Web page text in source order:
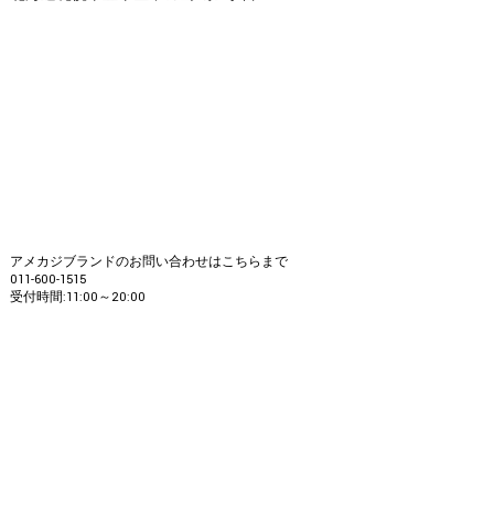
アメカジブランドのお問い合わせはこちらまで
011-600-1515
受付時間:11:00～20:00